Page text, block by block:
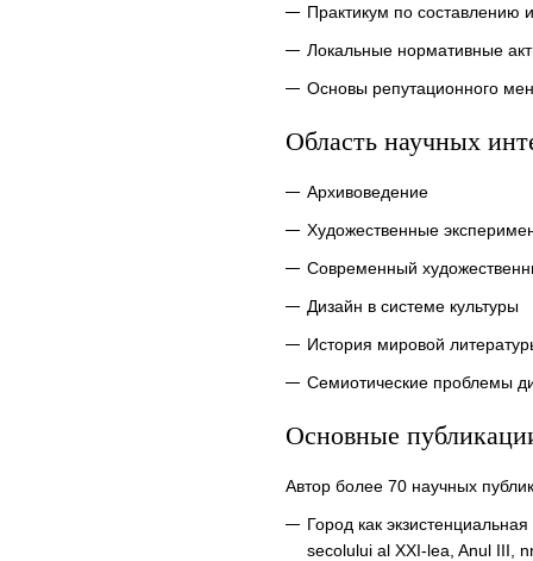
Практикум по
Локальные нормативные
Основы репутационного
Область научных
Архивоведение
Художественные
Современный
Дизайн в системе культуры
История мировой
Семиотические проблемы
Основные
Автор более 70 научных
Город как
secolului al XXI-lea, Anul III,